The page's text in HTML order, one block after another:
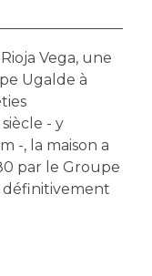
Vega, une
Ugalde à
- y
-, la maison a
par le Groupe
définitivement